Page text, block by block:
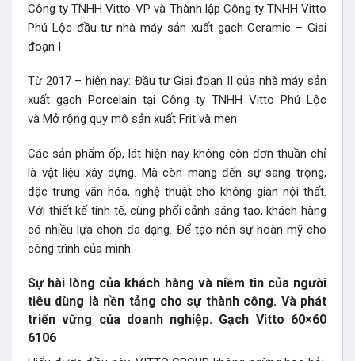
Công ty TNHH Vitto-VP và Thành lập Công ty TNHH Vitto
Phú Lộc đầu tư nhà máy sản xuất gạch Ceramic – Giai
đoạn I
Từ 2017 – hiện nay: Đầu tư Giai đoạn II của nhà máy sản
xuất gạch Porcelain tại Công ty TNHH Vitto Phú Lộc
và Mở rộng quy mô sản xuất Frit và men
Các sản phẩm ốp, lát hiện nay không còn đơn thuần chỉ
là vật liệu xây dựng. Mà còn mang đến sự sang trọng,
đặc trưng văn hóa, nghệ thuật cho không gian nội thất.
Với thiết kế tinh tế, cùng phối cảnh sáng tạo, khách hàng
có nhiều lựa chọn đa dạng. Để tạo nên sự hoàn mỹ cho
công trình của mình.
Sự hài lòng của khách hàng và niềm tin của người
tiêu dùng là nền tảng cho sự thành công. Và phát
triển vững của doanh nghiệp. Gạch Vitto 60×60
6106